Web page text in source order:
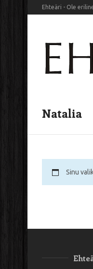
Ehteäri - Ole
Natalia
Sinu